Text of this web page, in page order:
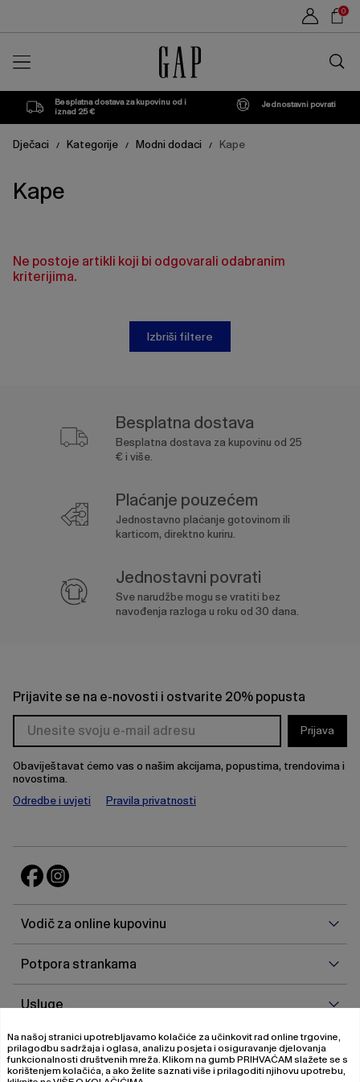
0
trgovini
Besplatna dostava za kupovinu od i
iznad 25 €
Jednostavni povrati
Dječaci / Kategorije / Modni dodaci / Kape
Kape
Ne postoje artikli koji bi odgovarali odabranim
kriterijima.
Izbriši filtere
Besplatna dostava
Besplatna dostava za kupovinu od 25
€ i više.
Plaćanje pouzećem
Jednostavno plaćanje gotovinom ili
karticom, direktno kuriru.
Jednostavni povrati
Sve narudžbe mogu se vratiti bez
navođenja razloga u roku od 30 dana.
Prijavite se na e-novosti i ostvarite 20% popusta
Prijava
Obaviještavat ćemo vas o našim akcijama, popustima, trendovima i
novostima.
Odredbe i uvjeti
Pravila privatnosti
Vodič za online kupovinu
Potpora strankama
Usluge
O
O nama
Na našoj stranici upotrebljavamo kolačiće za učinkovit rad online trgovine,
prilagodbu sadržaja i oglasa, analizu posjeta i osiguravanje djelovanja
funkcionalnosti društvenih mreža. Klikom na gumb PRIHVAĆAM slažete se s
korištenjem kolačića, a ako želite saznati više i prilagoditi njihovu upotrebu,